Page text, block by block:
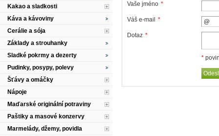
Vaše jméno *
Váš e-mail *
Dotaz *
*
Kakao a sladkosti
Káva a kávoviny
Cerálie a sója
Základy a strouhanky
Sladké pokrmy a dezerty
Pudinky, posypy, polevy
Šťávy a omáčky
Nápoje
Maďarské originální potraviny
Paštiky a masové konzervy
Marmelády, džemy, povidla